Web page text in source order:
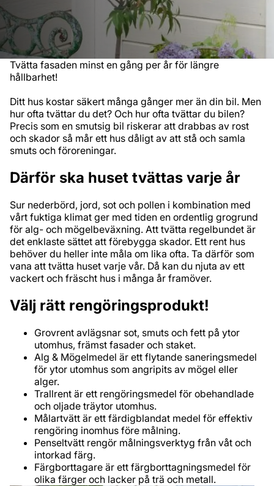
Tvätta fasaden minst en gång per år för längre
hållbarhet!
Ditt hus kostar säkert många gånger mer än din bil. Men
hur ofta tvättar du det? Och hur ofta tvättar du bilen?
Precis som en smutsig bil riskerar att drabbas av rost
och skador så mår ett hus dåligt av att stå och samla
smuts och föroreningar.
Därför ska huset tvättas varje år
Sur nederbörd, jord, sot och pollen i kombination med
vårt fuktiga klimat ger med tiden en ordentlig grogrund
för alg- och mögelbeväxning. Att tvätta regelbundet är
det enklaste sättet att förebygga skador. Ett rent hus
behöver du heller inte måla om lika ofta. Ta därför som
vana att tvätta huset varje vår. Då kan du njuta av ett
vackert och fräscht hus i många år framöver.
Välj rätt rengöringsprodukt!
Grovrent avlägsnar sot, smuts och fett på ytor
utomhus, främst fasader och staket.
Alg & Mögelmedel är ett flytande saneringsmedel
för ytor utomhus som angripits av mögel eller
alger.
Trallrent är ett rengöringsmedel för obehandlade
och oljade träytor utomhus.
Målartvätt är ett färdigblandat medel för effektiv
rengöring inomhus före målning.
Penseltvätt rengör målningsverktyg från våt och
intorkad färg.
Färgborttagare är ett färgborttagningsmedel för
olika färger och lacker på trä och metall.